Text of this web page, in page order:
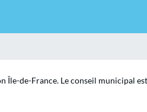
Île-de-France. Le conseil municipal